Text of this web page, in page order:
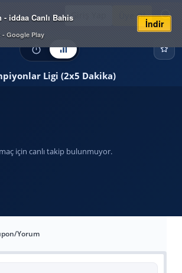
- iddaa Canlı Bahis
- Google Play
İndir
Giriş Yap Üye Ol
Ligi (2x5 Dakika)
için canlı takip bulunmuyor.
Yorum